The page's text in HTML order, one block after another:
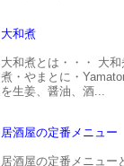
大和煮
大和煮とは・・・ 大
煮・やまとに・
を生姜、醤油、酒...
居酒屋の定番メニュー
居酒屋の定番メニュー